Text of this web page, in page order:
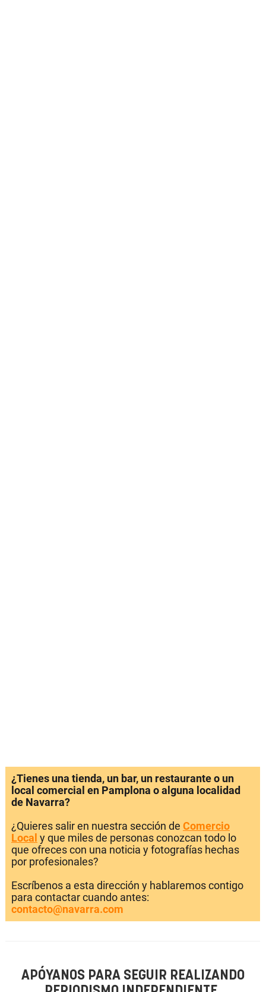
¿Tienes una tienda, un bar, un restaurante o un
local comercial en Pamplona o alguna localidad
de Navarra?
¿Quieres salir en nuestra sección de Comercio
Local y que miles de personas conozcan todo lo
que ofreces con una noticia y fotografías hechas
por profesionales?
Escríbenos a esta dirección y hablaremos contigo
para contactar cuando antes:
contacto@navarra.com
APÓYANOS PARA SEGUIR REALIZANDO